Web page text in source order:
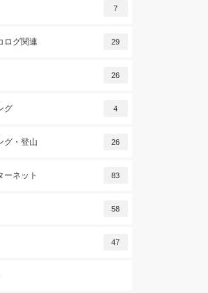
7
ログ関連 29
26
グ 4
グ・登山 26
ーネット 83
58
47